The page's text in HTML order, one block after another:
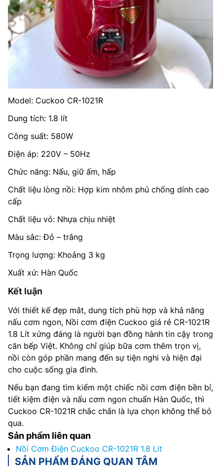
Model: Cuckoo CR-1021R
Dung tích: 1.8 lít
Công suất: 580W
Điện áp: 220V – 50Hz
Chức năng: Nấu, giữ ấm, hấp
Chất liệu lòng nồi: Hợp kim nhôm phủ chống dính cao
cấp
Chất liệu vỏ: Nhựa chịu nhiệt
Màu sắc: Đỏ – trắng
Trọng lượng: Khoảng 3 kg
Xuất xứ: Hàn Quốc
Kết luận
Với thiết kế đẹp mắt, dung tích phù hợp và khả năng
nấu cơm ngon, Nồi cơm điện Cuckoo giá rẻ CR-1021R
1.8 Lít xứng đáng là người bạn đồng hành tin cậy trong
căn bếp Việt. Không chỉ giúp bữa cơm thêm trọn vị,
nồi còn góp phần mang đến sự tiện nghi và hiện đại
cho cuộc sống gia đình.
Nếu bạn đang tìm kiếm một chiếc nồi cơm điện bền bỉ,
tiết kiệm điện và nấu cơm ngon chuẩn Hàn Quốc, thì
Cuckoo CR-1021R chắc chắn là lựa chọn không thể bỏ
qua.
Sản phẩm liên quan
Nồi Cơm Điện Cuckoo CR-1021R 1.8 Lít
SẢN PHẨM ĐÁNG QUAN TÂM